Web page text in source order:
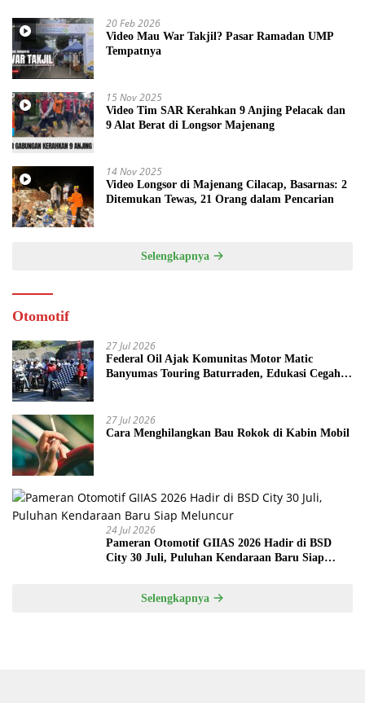
20 Feb 2026
Video Mau War Takjil? Pasar Ramadan UMP
Tempatnya
15 Nov 2025
Video Tim SAR Kerahkan 9 Anjing Pelacak dan
9 Alat Berat di Longsor Majenang
14 Nov 2025
Video Longsor di Majenang Cilacap, Basarnas: 2
Ditemukan Tewas, 21 Orang dalam Pencarian
Selengkapnya
Otomotif
27 Jul 2026
Federal Oil Ajak Komunitas Motor Matic
Banyumas Touring Baturraden, Edukasi Cegah
27 Jul 2026
Cara Menghilangkan Bau Rokok di Kabin Mobil
24 Jul 2026
Pameran Otomotif GIIAS 2026 Hadir di BSD
City 30 Juli, Puluhan Kendaraan Baru Siap
Selengkapnya